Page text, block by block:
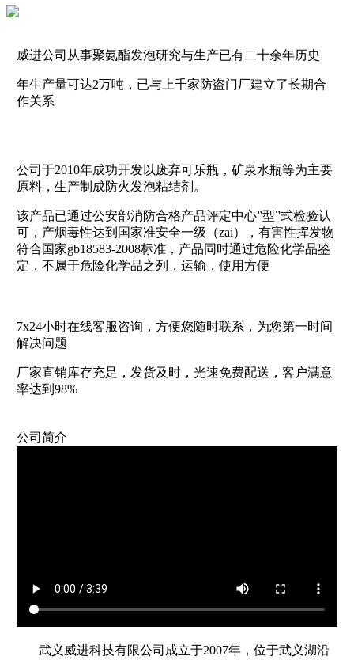
威进公司从事聚氨酯发泡研究与生产已有二十余年历史
年生产量可达2万吨，已与上千家防盗门厂建立了长期合
作关系
公司于2010年成功开发以废弃可乐瓶，矿泉水瓶等为主要
原料，生产制成防火发泡粘结剂。
该产品已通过公安部消防合格产品评定中心”型”式检验认
可，产烟毒性达到国家准安全一级（zai），有害性挥发物
符合国家gb18583-2008标准，产品同时通过危险化学品鉴
定，不属于危险化学品之列，运输，使用方便
7x24小时在线客服咨询，方便您随时联系，为您第一时间
解决问题
厂家直销库存充足，发货及时，光速免费配送，客户满意
率达到98%
公司简介
武义威进科技有限公司成立于2007年，位于武义湖沿